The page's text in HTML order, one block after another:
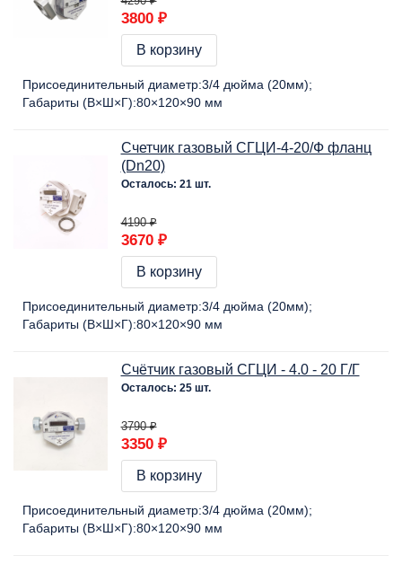
3800 ₽
В корзину
Присоединительный диаметр:3/4 дюйма (20мм)
Габариты (В×Ш×Г):80×120×90 мм
Счетчик газовый СГЦИ-4-20/Ф фланц
(Dn20)
Осталось: 21 шт.
4190 ₽
3670 ₽
В корзину
Присоединительный диаметр:3/4 дюйма (20мм)
Габариты (В×Ш×Г):80×120×90 мм
Счётчик газовый СГЦИ - 4.0 - 20 Г/Г
Осталось: 25 шт.
3790 ₽
3350 ₽
В корзину
Присоединительный диаметр:3/4 дюйма (20мм)
Габариты (В×Ш×Г):80×120×90 мм